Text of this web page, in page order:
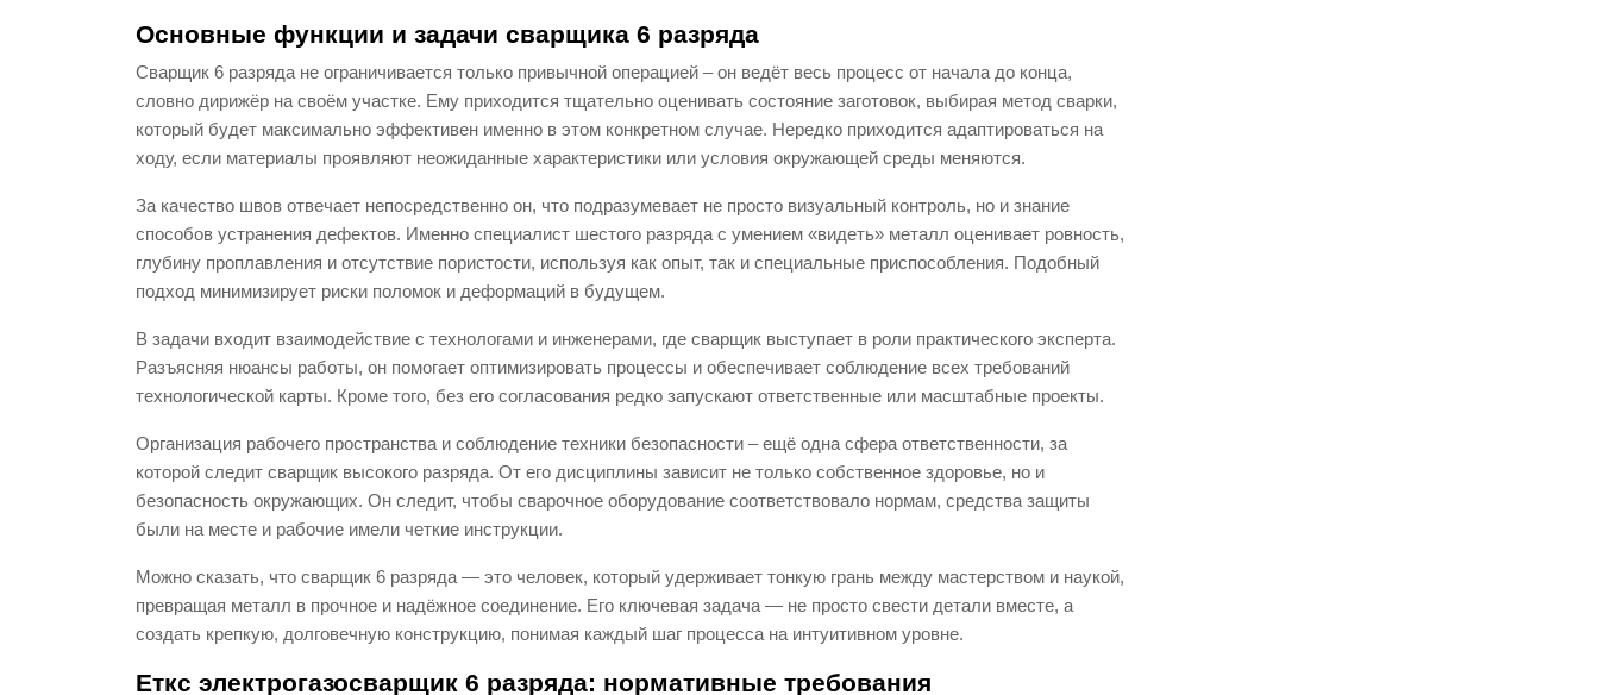
Основные функции и задачи сварщика 6 разряда
Сварщик 6 разряда не ограничивается только привычной операцией – он ведёт весь процесс от начала до конца,
словно дирижёр на своём участке. Ему приходится тщательно оценивать состояние заготовок, выбирая метод сварки,
который будет максимально эффективен именно в этом конкретном случае. Нередко приходится адаптироваться на
ходу, если материалы проявляют неожиданные характеристики или условия окружающей среды меняются.
За качество швов отвечает непосредственно он, что подразумевает не просто визуальный контроль, но и знание
способов устранения дефектов. Именно специалист шестого разряда с умением «видеть» металл оценивает ровность,
глубину проплавления и отсутствие пористости, используя как опыт, так и специальные приспособления. Подобный
подход минимизирует риски поломок и деформаций в будущем.
В задачи входит взаимодействие с технологами и инженерами, где сварщик выступает в роли практического эксперта.
Разъясняя нюансы работы, он помогает оптимизировать процессы и обеспечивает соблюдение всех требований
технологической карты. Кроме того, без его согласования редко запускают ответственные или масштабные проекты.
Организация рабочего пространства и соблюдение техники безопасности – ещё одна сфера ответственности, за
которой следит сварщик высокого разряда. От его дисциплины зависит не только собственное здоровье, но и
безопасность окружающих. Он следит, чтобы сварочное оборудование соответствовало нормам, средства защиты
были на месте и рабочие имели четкие инструкции.
Можно сказать, что сварщик 6 разряда — это человек, который удерживает тонкую грань между мастерством и наукой,
превращая металл в прочное и надёжное соединение. Его ключевая задача — не просто свести детали вместе, а
создать крепкую, долговечную конструкцию, понимая каждый шаг процесса на интуитивном уровне.
Еткс электрогазосварщик 6 разряда: нормативные требования